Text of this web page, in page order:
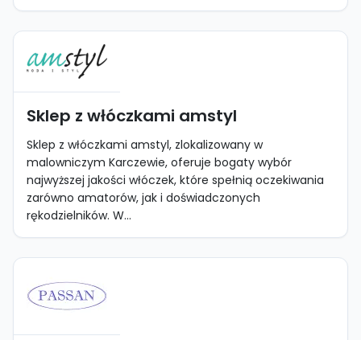
Sklep z włóczkami amstyl
Sklep z włóczkami amstyl, zlokalizowany w
malowniczym Karczewie, oferuje bogaty wybór
najwyższej jakości włóczek, które spełnią oczekiwania
zarówno amatorów, jak i doświadczonych
rękodzielników. W...